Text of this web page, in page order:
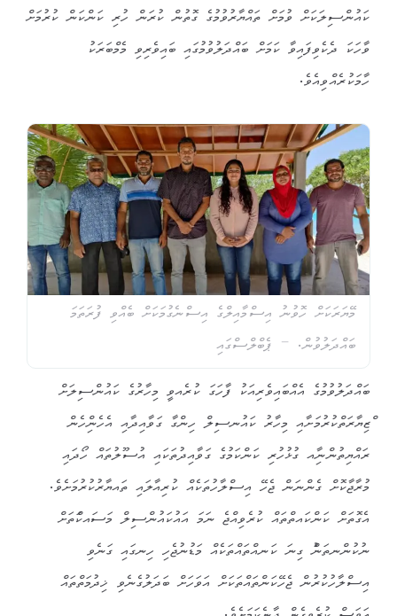
ކައުންސިލަކަށް ވުމަށް ތައްޔާރުވުމުގެ ގޮތުން ކުރަން ހުރި ކަންކަން ކުރުމަށް
ވާހަކަ ދެކެވިފައިވާ ކަމަށް ބައްދަލުވުމުގައި ބައިވެރިވި މެމްބަރަކު
ހާމަކުރެއްވިއެވެ.
މޭޔަރަކަށް ހޮވުނު އިސްމާއިލްގެ އިސްނެގުމަކަށް ބެއްވި ފުރަތަމަ
ބައްދަލުވުން. – ޕެބްލްސްގައި
ބައްދަލުވުމުގެ އެއްބައިވެރިއަކު ފާހަގަ ކުރެއވީ މިހާރުގެ ކައުންސިލަށް
ްޒިޔާރަތްކުރުމަށާއި މިހާރު ކައުނސިލް ހިންގާ ގަވާއިދާއި އެހެންިހެން
ރައްޔިތުންނާިއ ގުޅުހުރި ކަންކަމުގެ ގަވާއިދުތަކައި އުސޫލުތައް ހޯދައި
މުރާޖާކޮށް ގެންނަން ޖެހޭ އިސްލާހުތަކެއް ކުރިއާލައި ތައޔާރުކުރުމަށެވެ.
އެގޮތަށް ކަންކައތްތައް ކުރެވިއްޖެ ނަމަ އައުކައުންސިލް މަސައކްަތަށް
ނުކުންނތަނުް ގިނަ ކަނއްތައްތަކެއް މަޑުނުޖެހި ހިނގައި ގަނެވި
އިސްލާހުކުރުން ޖެހޭކަންތައްތަކަށް އަވަހަށް ބަދަލުގެނެވި ޚިދުމަތްތައް